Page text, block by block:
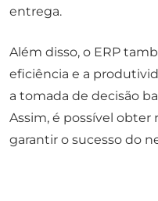
entrega.
Além disso, o ERP
eficiência e a
a tomada de decisão
Assim, é possível obter
garantir o sucesso do